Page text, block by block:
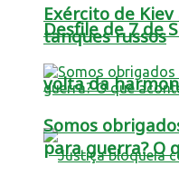
Desfile de 7 de
volta da
Exército de
tanques russos
Somos
para guerra? O